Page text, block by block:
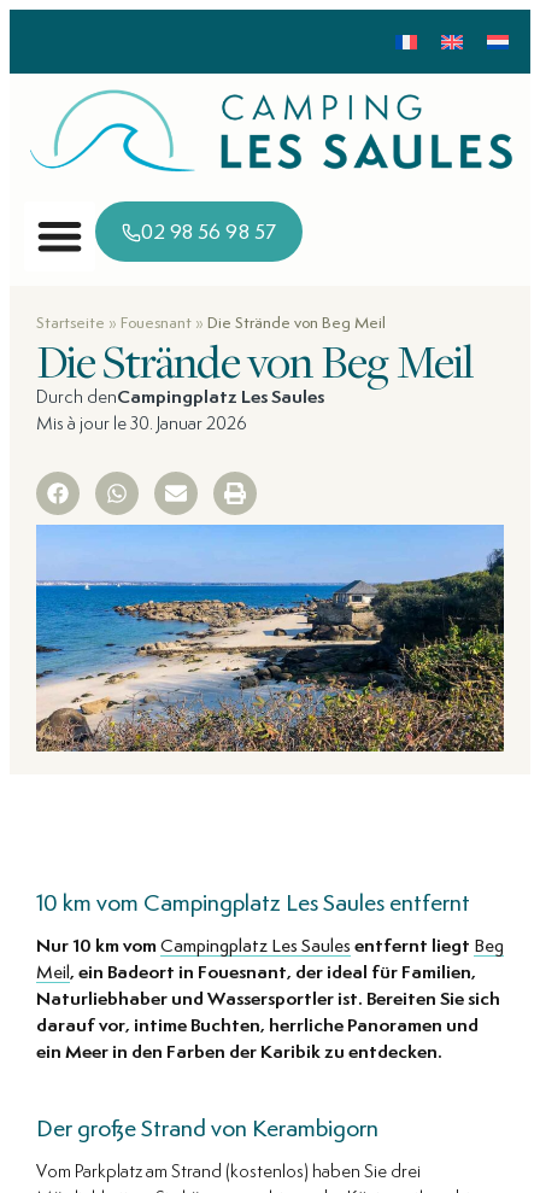
02 98 56 98 57
Startseite » Fouesnant » Die Strände von Beg Meil
Die Strände von Beg Meil
Durch denCampingplatz Les Saules
Mis à jour le 30. Januar 2026
10 km vom Campingplatz Les Saules entfernt
Nur 10 km vom Campingplatz Les Saules entfernt liegt Beg
Meil , ein Badeort in Fouesnant, der ideal für Familien,
Naturliebhaber und Wassersportler ist. Bereiten Sie sich
darauf vor, intime Buchten, herrliche Panoramen und
ein Meer in den Farben der Karibik zu entdecken.
Der große Strand von Kerambigorn
Vom Parkplatz am Strand (kostenlos) haben Sie drei